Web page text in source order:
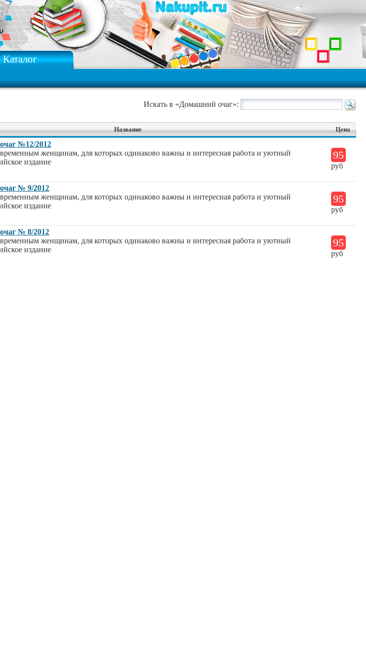
Каталог
Искать в «Домашний очаг»:
Название Цена
№12/2012
женщинам, для которых одинаково важны и интересная работа и уютный
издание
95
руб
№ 9/2012
женщинам, для которых одинаково важны и интересная работа и уютный
издание
95
руб
№ 8/2012
женщинам, для которых одинаково важны и интересная работа и уютный
издание
95
руб